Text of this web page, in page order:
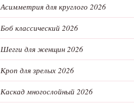
Асимметрия для круглого 2026
Боб классический 2026
Шегги для женщин 2026
Кроп для зрелых 2026
Каскад многослойный 2026